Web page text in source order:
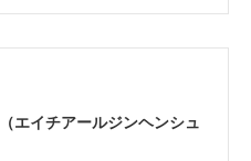
エイチアールジンヘンシュ